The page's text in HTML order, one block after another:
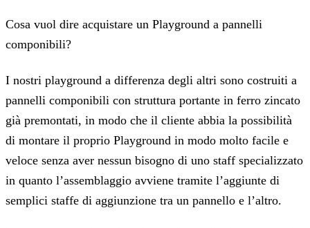
‍Cosa vuol dire acquistare un Playground a pannelli
componibili?
‍I nostri playground a differenza degli altri sono costruiti a
pannelli componibili con struttura portante in ferro zincato
già premontati, in modo che il cliente abbia la possibilità
di montare il proprio Playground in modo molto facile e
veloce senza aver nessun bisogno di uno staff specializzato
in quanto l’assemblaggio avviene tramite l’aggiunte di
semplici staffe di aggiunzione tra un pannello e l’altro.